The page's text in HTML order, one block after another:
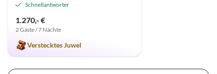
Schnellantworter
1.270,- €
2 Gäste / 7 Nächte
Verstecktes Juwel